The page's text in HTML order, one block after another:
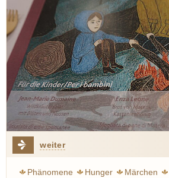
weiter
Phänomene Hunger Märchen